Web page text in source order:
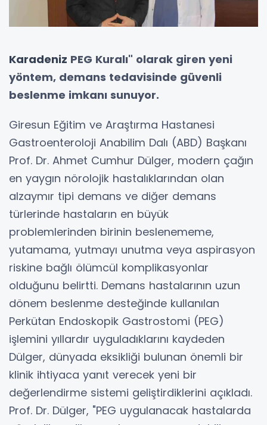
Karadeniz PEG Kuralı" olarak giren yeni
yöntem, demans tedavisinde güvenli
beslenme imkanı sunuyor.
Giresun Eğitim ve Araştırma Hastanesi
Gastroenteroloji Anabilim Dalı (ABD) Başkanı
Prof. Dr. Ahmet Cumhur Dülger, modern çağın
en yaygın nörolojik hastalıklarından olan
alzaymır tipi demans ve diğer demans
türlerinde hastaların en büyük
problemlerinden birinin beslenememe,
yutamama, yutmayı unutma veya aspirasyon
riskine bağlı ölümcül komplikasyonlar
olduğunu belirtti. Demans hastalarının uzun
dönem beslenme desteğinde kullanılan
Perkütan Endoskopik Gastrostomi (PEG)
işlemini yıllardır uyguladıklarını kaydeden
Dülger, dünyada eksikliği bulunan önemli bir
klinik ihtiyaca yanıt verecek yeni bir
değerlendirme sistemi geliştirdiklerini açıkladı.
Prof. Dr. Dülger, "PEG uygulanacak hastalarda